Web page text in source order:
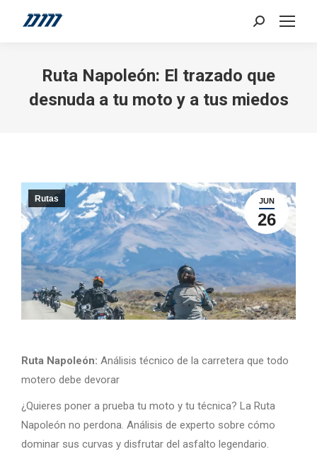
Search:
Ruta Napoleón: El trazado que
desnuda a tu moto y a tus miedos
JUN
26
Rutas
Ruta Napoleón: Análisis técnico de la carretera que todo
motero debe devorar
¿Quieres poner a prueba tu moto y tu técnica? La Ruta
Napoleón no perdona. Análisis de experto sobre cómo
dominar sus curvas y disfrutar del asfalto legendario.